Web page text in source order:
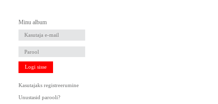
Minu album
Logi sisse
Kasutajaks registreerumine
Unustasid parooli?